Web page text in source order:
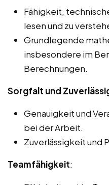
Fähigkeit,
lesen und zu
Grundlegende
insbesondere im
Berechnungen.
Sorgfalt und
Genauigkeit und
bei der Arbeit.
Zuverlässigkeit und
Teamfähigkeit: